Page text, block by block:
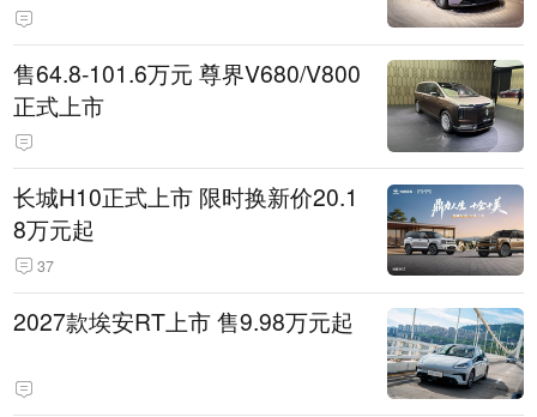
售64.8-101.6万元 尊界V680/V800
正式上市
长城H10正式上市 限时换新价20.1
8万元起
37
2027款埃安RT上市 售9.98万元起